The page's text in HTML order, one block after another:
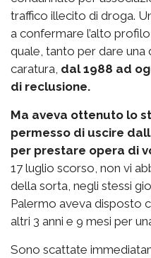
traffico illecito di droga.
a confermare l’alto
quale, tanto per dare una
caratura, dal 1988 ad
di reclusione.
Ma aveva ottenuto lo
permesso di uscire
per prestare opera di
17 luglio scorso, non vi
della sorta, negli stessi
Palermo aveva disposto
altri 3 anni e 9 mesi per
Sono scattate